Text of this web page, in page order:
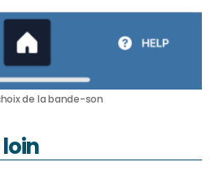
de la bande-son